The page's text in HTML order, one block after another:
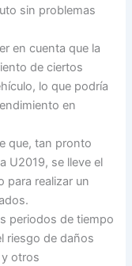
sin problemas
en cuenta que la
de ciertos
lo que podría
en
que, tan pronto
U2019, se lleve el
para realizar un
periodos de tiempo
riesgo de daños
otros